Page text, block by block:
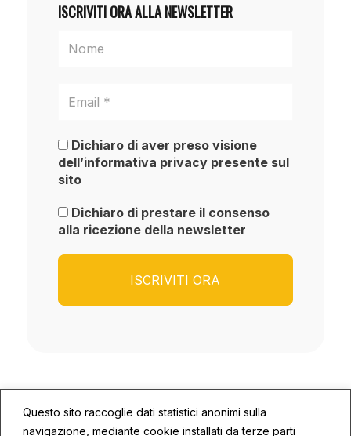
Questo sito raccoglie dati statistici anonimi sulla
navigazione, mediante cookie installati da terze parti
ISCRIVITI ORA ALLA NEWSLETTER
Dichiaro di aver preso visione
dell’informativa privacy presente sul
sito
Dichiaro di prestare il consenso
alla ricezione della newsletter